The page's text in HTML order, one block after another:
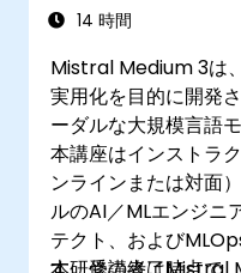
14 時間
Mistral Medium 3は
実用化を目的に開発
ーダルな大規模言語モ
本講座はインストラ
ンラインまたは対面
ルのAI／MLエンジニ
テクト、および